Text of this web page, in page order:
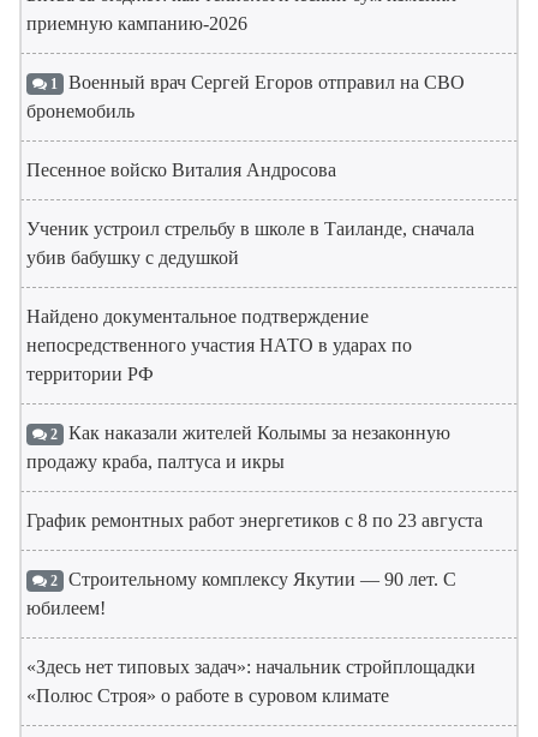
приемную кампанию-2026
1 Военный врач Сергей Егоров отправил на СВО
бронемобиль
Песенное войско Виталия Андросова
Ученик устроил стрельбу в школе в Таиланде, сначала
убив бабушку с дедушкой
Найдено документальное подтверждение
непосредственного участия НАТО в ударах по
территории РФ
2 Как наказали жителей Колымы за незаконную
продажу краба, палтуса и икры
График ремонтных работ энергетиков с 8 по 23 августа
2 Строительному комплексу Якутии — 90 лет. С
юбилеем!
«Здесь нет типовых задач»: начальник стройплощадки
«Полюс Строя» о работе в суровом климате